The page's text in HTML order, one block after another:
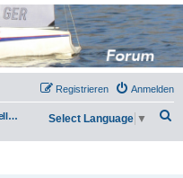
Anmelden
Registrieren
Häufig gestellte Fragen Select Language ▼